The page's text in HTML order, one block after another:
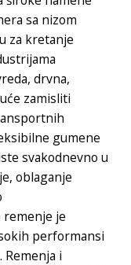
sa nizom
za kretanje
drvna,
zamisliti
gumene
svakodnevno u
oblaganje
remenje je
performansi
Remenja i